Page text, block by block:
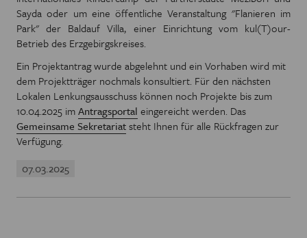
Sayda oder um eine öffentliche Veranstaltung "Flanieren im
Park" der Baldauf Villa, einer Einrichtung vom kul(T)our-
Betrieb des Erzgebirgskreises.
Ein Projektantrag wurde abgelehnt und ein Vorhaben wird mit
dem Projektträger nochmals konsultiert. Für den nächsten
Lokalen Lenkungsausschuss können noch Projekte bis zum
10.04.2025 imAntragsportal eingereicht werden. Das
Gemeinsame Sekretariatsteht Ihnen für alle Rückfragen zur
Verfügung.
07.03.2025